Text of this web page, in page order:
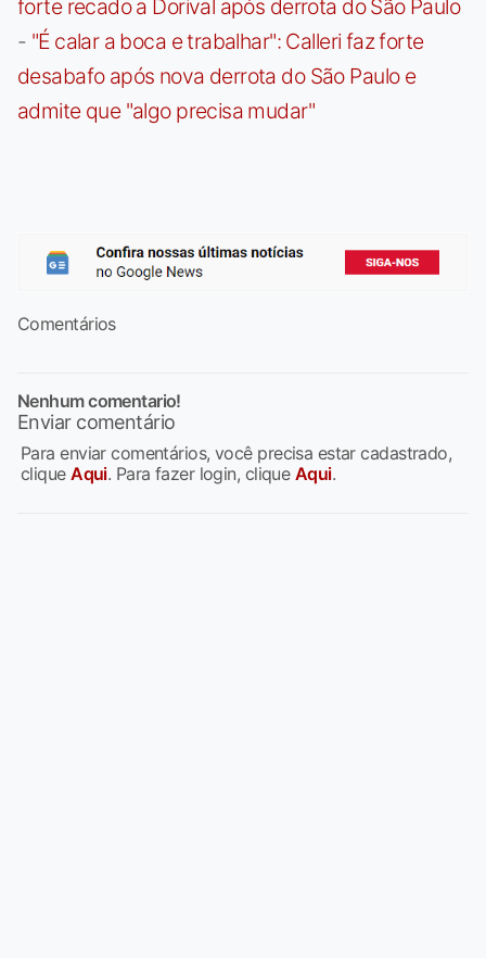
forte recado a Dorival após derrota do São Paulo
- "É calar a boca e trabalhar": Calleri faz forte
desabafo após nova derrota do São Paulo e
admite que "algo precisa mudar"
Comentários
Nenhum comentario!
Enviar comentário
Para enviar comentários, você precisa estar cadastrado,
cliqueAqui. Para fazer login, clique Aqui.